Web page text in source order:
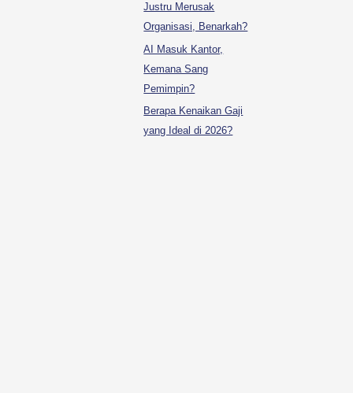
Justru Merusak
Organisasi, Benarkah?
AI Masuk Kantor,
Kemana Sang
Pemimpin?
Berapa Kenaikan Gaji
yang Ideal di 2026?